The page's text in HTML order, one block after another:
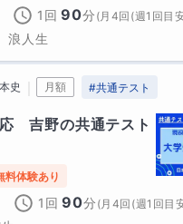
1回 90分 ( 月4回(週1回目
浪人生
史 月額 #共通テスト
　吉野の共通テスト
料体験あり
1回 90分 ( 月4回(週1回目